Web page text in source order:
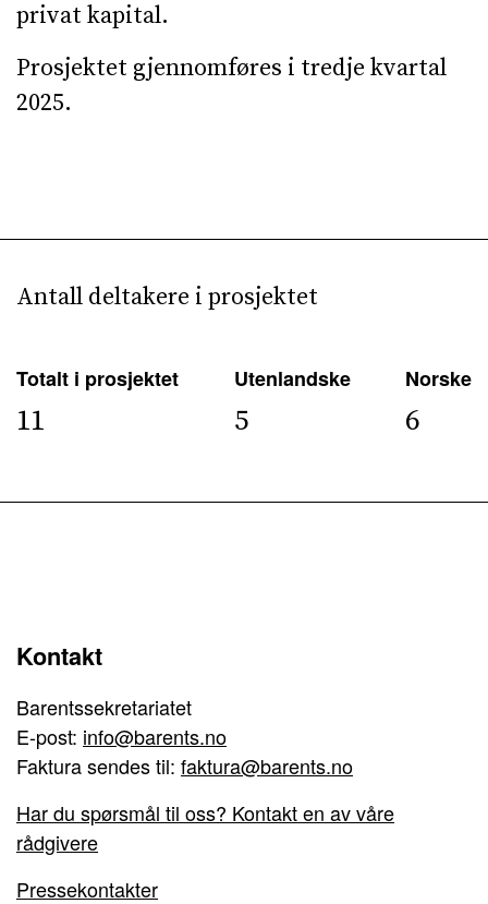
privat kapital.
Prosjektet gjennomføres i tredje kvartal
2025.
Antall deltakere i prosjektet
Totalt i prosjektet
11
Utenlandske
5
Norske
6
Kontakt
Barentssekretariatet
E-post: info@barents.no
Faktura sendes til: faktura@barents.no
Har du spørsmål til oss? Kontakt en av våre
rådgivere
Pressekontakter